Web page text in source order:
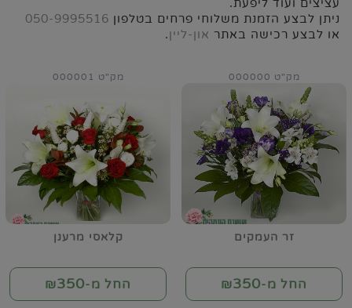
עציצים ועוד ליפעת.
ניתן לבצע הזמנת משלוחי פרחים בטלפון 050-9995516
או לבצע רכישה באתר און-ליין.
זר העמקים
מק"ט 000000
החל מ-₪350
קלאסי מרענן
מק"ט 000001
החל מ-₪350